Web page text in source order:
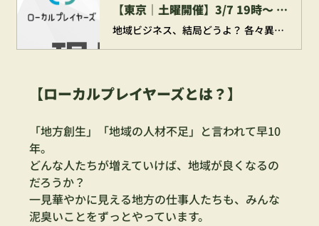
【東京｜土曜開催】3/7 19時〜 現場主義で切り拓く地域の未来 -地方創生・地域副業・地域ビジネスって結局どうよ？-【ローカルプレイヤーズ4期説明会】
地域ビジネス、結局どうよ？ 各々異なる領域(移住促進、マーケティング)で、地域をより良くするためにイキイキとはたらく2人が、昨今の地方創生、副業ブーム、補助金やプロポーザル案件につ...
【ローカルプレイヤーズとは？】
「地方創生」「地域の人材不足」と言われて早10
年。
どんな人たちが増えていけば、地域が良くなるの
だろうか？
一見華やかに見える地方の仕事人たちも、みんな
泥臭いことをずっとやっています。